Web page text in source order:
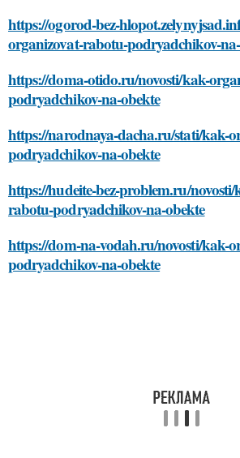
https://ogorod-bez-
organizovat-rabotu-podryadchikov-
https://doma-otido.ru/novosti/kak-
podryadchikov-na-obekte
https://narodnaya-dacha.ru/stati/kak-
podryadchikov-na-obekte
https://hudeite-bez-problem.ru/
rabotu-podryadchikov-na-obekte
https://dom-na-vodah.ru/novosti/kak-
podryadchikov-na-obekte